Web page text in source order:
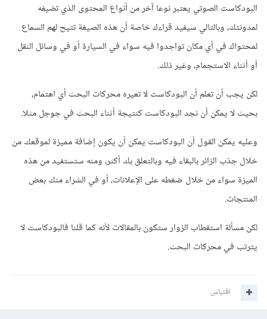
البودكاست الصوتي يعتبر نوعا آخر من أنواع المحتوى الذي تضيفه
لمدونتك، وبالتالي سيفيد قراءك خاصة أن هذه الصيغة تتيح لهم السماع
لمحتواك في أي مكان تواجدوا فيه سواء في السيارة أو في وسائل النقل
أو أثناء الاستجمام، وغير ذلك.
لكن يجب أن تعلم أن البودكاست لا تعيره محركات البحث أي اهتمام،
بحيث لا يمكن أن نجد البودكاست كنتيجة أثناء البحث في جوجل مثلا.
وعليه يمكن القول أن البودكاست يمكن أن يكون إضافة مميزة لموقعك من
خلال جذب الزائر بالبقاء فيه وبالتعلق بك أكثر، ومنه ستستفيد من هذه
الميزة سواء من خلال ضغطه على الإعلانات، أو في الشراء منك بعض
المنتجات.
لكن مسألة استقطاب الزوار ستكون بالمقالات لأنه كما قلنا فالبودكاست لا
يترتب في محركات البحث.
اقتباس